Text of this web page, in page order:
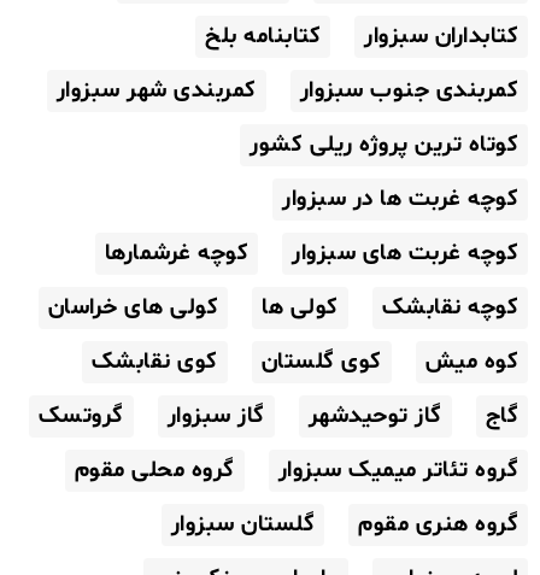
کتابداران سبزوار
کتابنامه بلخ
کمربندی جنوب سبزوار
کمربندی شهر سبزوار
کوتاه ترین پروژه ریلی کشور
کوچه غربت ها در سبزوار
کوچه غربت های سبزوار
کوچه غرشمارها
کوچه نقابشک
کولی ها
کولی های خراسان
کوه میش
کوی گلستان
کوی نقابشک
گاج
گاز توحیدشهر گاز سبزوار
گروتسک
گروه تئاتر میمیک سبزوار
گروه محلی مقوم
گروه هنری مقوم
گلستان سبزوار